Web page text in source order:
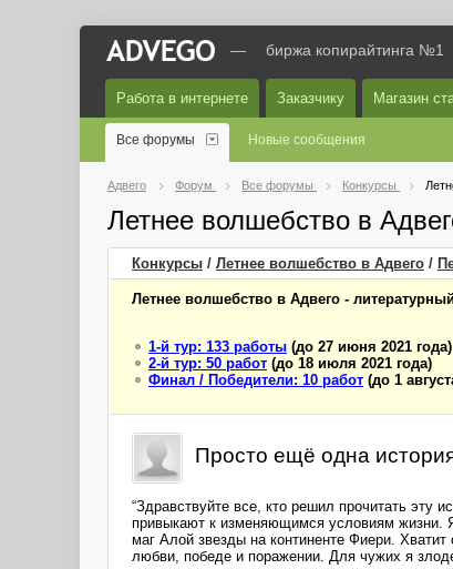
— биржа копирайтинга №1
Работа в интернете Заказчику Магазин
Все форумы Новые сообщения
Адвего Форум Все форумы Конкурсы
Летнее волшебство в
Конкурсы / Летнее волшебство в Адвего /
Летнее волшебство в Адвего -
1-й тур: 133 работы (до 27 июня 2021 года)
2-й тур: 50 работ (до 18 июля 2021 года)
Финал / Победители: 10 работ (до 1
Просто ещё одна
“Здравствуйте все, кто решил прочитать
привыкают к изменяющимся условиям жизни.
маг Алой звезды на континенте Фиери.
любви, победе и поражении. Для чужих я